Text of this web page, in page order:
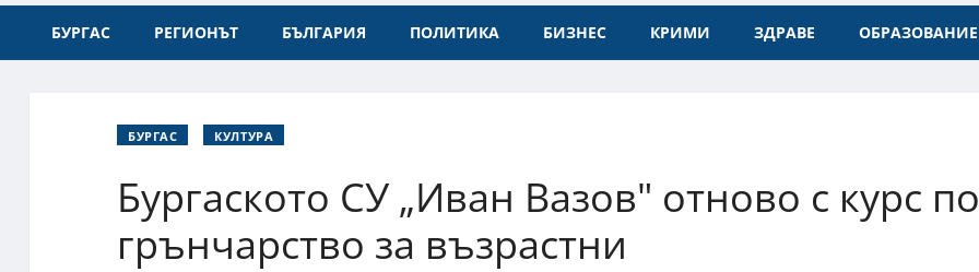
БУРГАС РЕГИОНЪТ БЪЛГАРИЯ ПОЛИТИКА БИЗНЕС КРИМИ ЗДРАВЕ ОБРАЗОВАНИЕ
БУРГАС КУЛТУРА
Бургаското СУ „Иван Вазов" отново с курс по
грънчарство за възрастни